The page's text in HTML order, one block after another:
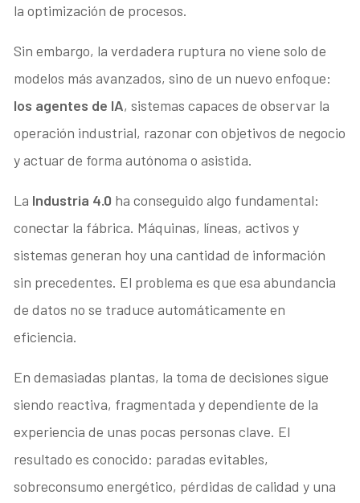
la optimización de procesos.
Sin embargo, la verdadera ruptura no viene solo de
modelos más avanzados, sino de un nuevo enfoque:
los agentes de IA, sistemas capaces de observar la
operación industrial, razonar con objetivos de negocio
y actuar de forma autónoma o asistida.
La Industria 4.0 ha conseguido algo fundamental:
conectar la fábrica. Máquinas, líneas, activos y
sistemas generan hoy una cantidad de información
sin precedentes. El problema es que esa abundancia
de datos no se traduce automáticamente en
eficiencia.
En demasiadas plantas, la toma de decisiones sigue
siendo reactiva, fragmentada y dependiente de la
experiencia de unas pocas personas clave. El
resultado es conocido: paradas evitables,
sobreconsumo energético, pérdidas de calidad y una